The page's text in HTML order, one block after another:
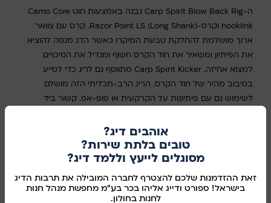
אוהבים דיג?
טובים בלתת שירות?
מסוגלים לייעץ וללמד דיג?
זאת ההזדמנות שלכם להצטרף לחברה המובילה את תרבות הדיג
בישראל! ספורט ודייג אליהו בכר בע"מ מחפשת מנהל חנות
לחנות בחולון.
ה-Carp Spirit Blow Back Rig נבנה באמצעות חוט Camo Core
hooklink וקרס-Razor Point LS (Long Shank). קרס עם צוואר
ארוך מושלמת להחלקת טבעת המיקרו כאשר הדג מנסה להוציא
את הפיתיון ומשאיר את חוד הקרס חשוף ומגדיל את הסיכויים
למצוא אחיזה. Carp Spirit Kicker מתווסף גם לריג כדי לסייע
בסיבוב מהיר של חוד הקרס. הריג הרב-תכליתי הזה מושלם
לשימוש גם עם פיתיונות על הקרקעית או פופ-אפ. קשור ביד
להחלפה מהירה עם שרוול מיני נגד סיבוך.
מידע נוסף